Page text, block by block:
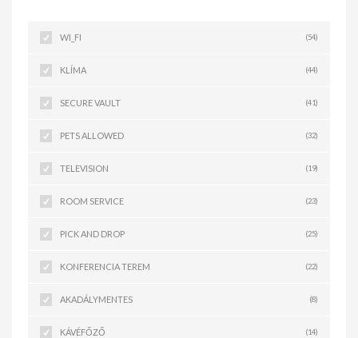
WI_FI (54)
KLÍMA (44)
SECURE VAULT (41)
PETS ALLOWED (32)
TELEVISION (19)
ROOM SERVICE (23)
PICK AND DROP (25)
KONFERENCIA TEREM (22)
AKADÁLYMENTES (8)
KÁVÉFŐZŐ (14)